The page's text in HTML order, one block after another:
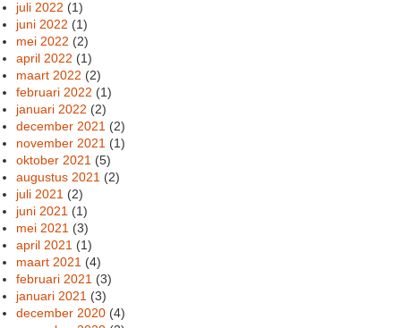
juli 2022 (1)
juni 2022 (1)
mei 2022 (2)
april 2022 (1)
maart 2022 (2)
februari 2022 (1)
januari 2022 (2)
december 2021 (2)
november 2021 (1)
oktober 2021 (5)
augustus 2021 (2)
juli 2021 (2)
juni 2021 (1)
mei 2021 (3)
april 2021 (1)
maart 2021 (4)
februari 2021 (3)
januari 2021 (3)
december 2020 (4)